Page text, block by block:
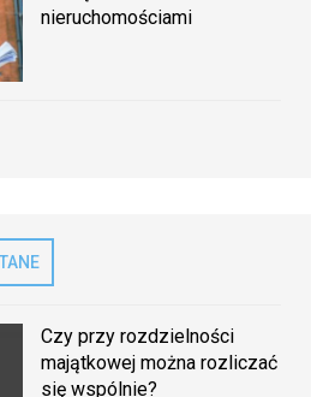
nieruchomościami
Czy przy rozdzielności
majątkowej można rozliczać
się wspólnie?